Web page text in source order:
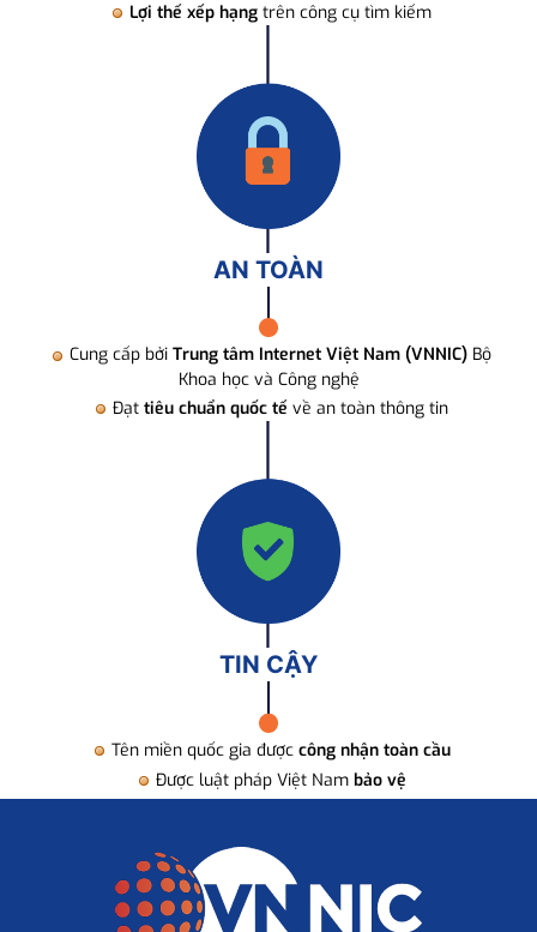
Lợi thế xếp hạng trên công cụ tìm kiếm
AN TOÀN
Cung cấp bởi Trung tâm Internet Việt Nam (VNNIC) Bộ
Khoa học và Công nghệ
Đạt tiêu chuẩn quốc tế về an toàn thông tin
TIN CẬY
Tên miền quốc gia được công nhận toàn cầu
Được luật pháp Việt Nam bảo vệ